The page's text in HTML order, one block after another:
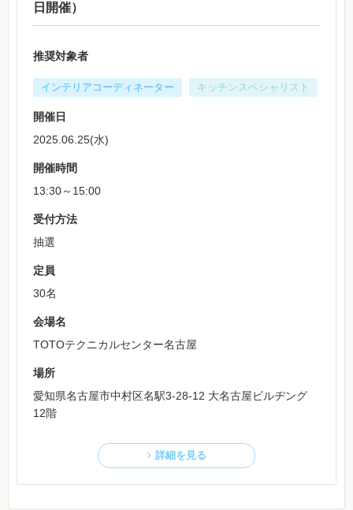
日開催）
推奨対象者
インテリアコーディネーター キッチンスペシャリスト
開催日
2025.06.25(水)
開催時間
13:30～15:00
受付方法
抽選
定員
30名
会場名
TOTOテクニカルセンター名古屋
場所
愛知県名古屋市中村区名駅3-28-12 大名古屋ビルヂング
12階
詳細を見る